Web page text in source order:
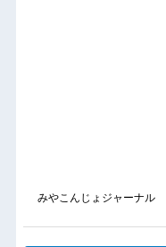
みやこんじょジャーナル